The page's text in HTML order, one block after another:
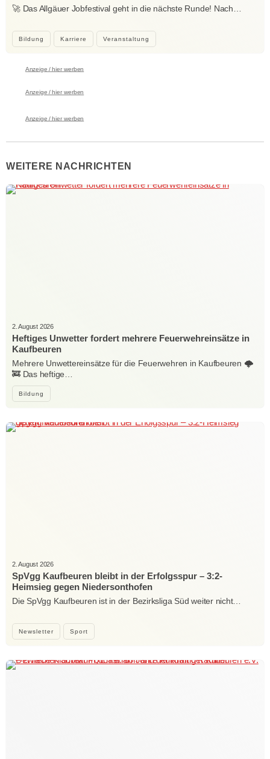
Bildung Karriere Veranstaltung
🚀 Das Allgäuer Jobfestival geht in die nächste Runde! Nach…
Anzeige / hier werben
Anzeige / hier werben
Anzeige / hier werben
WEITERE NACHRICHTEN
Bildung
2. August 2026
Heftiges Unwetter fordert mehrere Feuerwehreinsätze in
Kaufbeuren
Mehrere Unwettereinsätze für die Feuerwehren in Kaufbeuren 🌩️
🚒 Das heftige…
Newsletter Sport
2. August 2026
SpVgg Kaufbeuren bleibt in der Erfolgsspur – 3:2-
Heimsieg gegen Niedersonthofen
Die SpVgg Kaufbeuren ist in der Bezirksliga Süd weiter nicht…